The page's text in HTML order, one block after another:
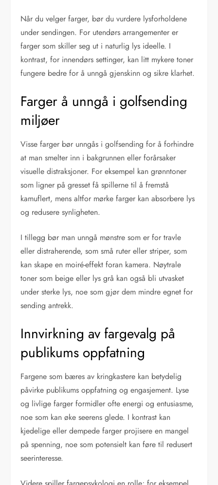
Når du velger farger, bør du vurdere lysforholdene
under sendingen. For utendørs arrangementer er
farger som skiller seg ut i naturlig lys ideelle. I
kontrast, for innendørs settinger, kan litt mykere toner
fungere bedre for å unngå gjenskinn og sikre klarhet.
Farger å unngå i golfsending
miljøer
Visse farger bør unngås i golfsending for å forhindre
at man smelter inn i bakgrunnen eller forårsaker
visuelle distraksjoner. For eksempel kan grønntoner
som ligner på gresset få spillerne til å fremstå
kamuflert, mens altfor mørke farger kan absorbere lys
og redusere synligheten.
I tillegg bør man unngå mønstre som er for travle
eller distraherende, som små ruter eller striper, som
kan skape en moiré-effekt foran kamera. Nøytrale
toner som beige eller lys grå kan også bli utvasket
under sterke lys, noe som gjør dem mindre egnet for
sending antrekk.
Innvirkning av fargevalg på
publikums oppfatning
Fargene som bæres av kringkastere kan betydelig
påvirke publikums oppfatning og engasjement. Lyse
og livlige farger formidler ofte energi og entusiasme,
noe som kan øke seerens glede. I kontrast kan
kjedelige eller dempede farger projisere en mangel
på spenning, noe som potensielt kan føre til redusert
seerinteresse.